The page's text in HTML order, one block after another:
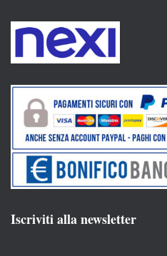
Iscriviti alla newsletter